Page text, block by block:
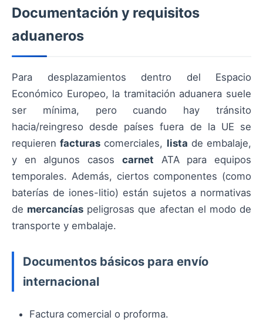
Documentación y requisitos
aduaneros
Para desplazamientos dentro del Espacio
Económico Europeo, la tramitación aduanera suele
ser mínima, pero cuando hay tránsito
hacia/reingreso desde países fuera de la UE se
requierenfacturas comerciales, lista de embalaje,
y en algunos casos carnet ATA para equipos
temporales. Además, ciertos componentes (como
baterías de iones-litio) están sujetos a normativas
de mercancías peligrosas que afectan el modo de
transporte y embalaje.
Documentos básicos para envío
internacional
Factura comercial o proforma.